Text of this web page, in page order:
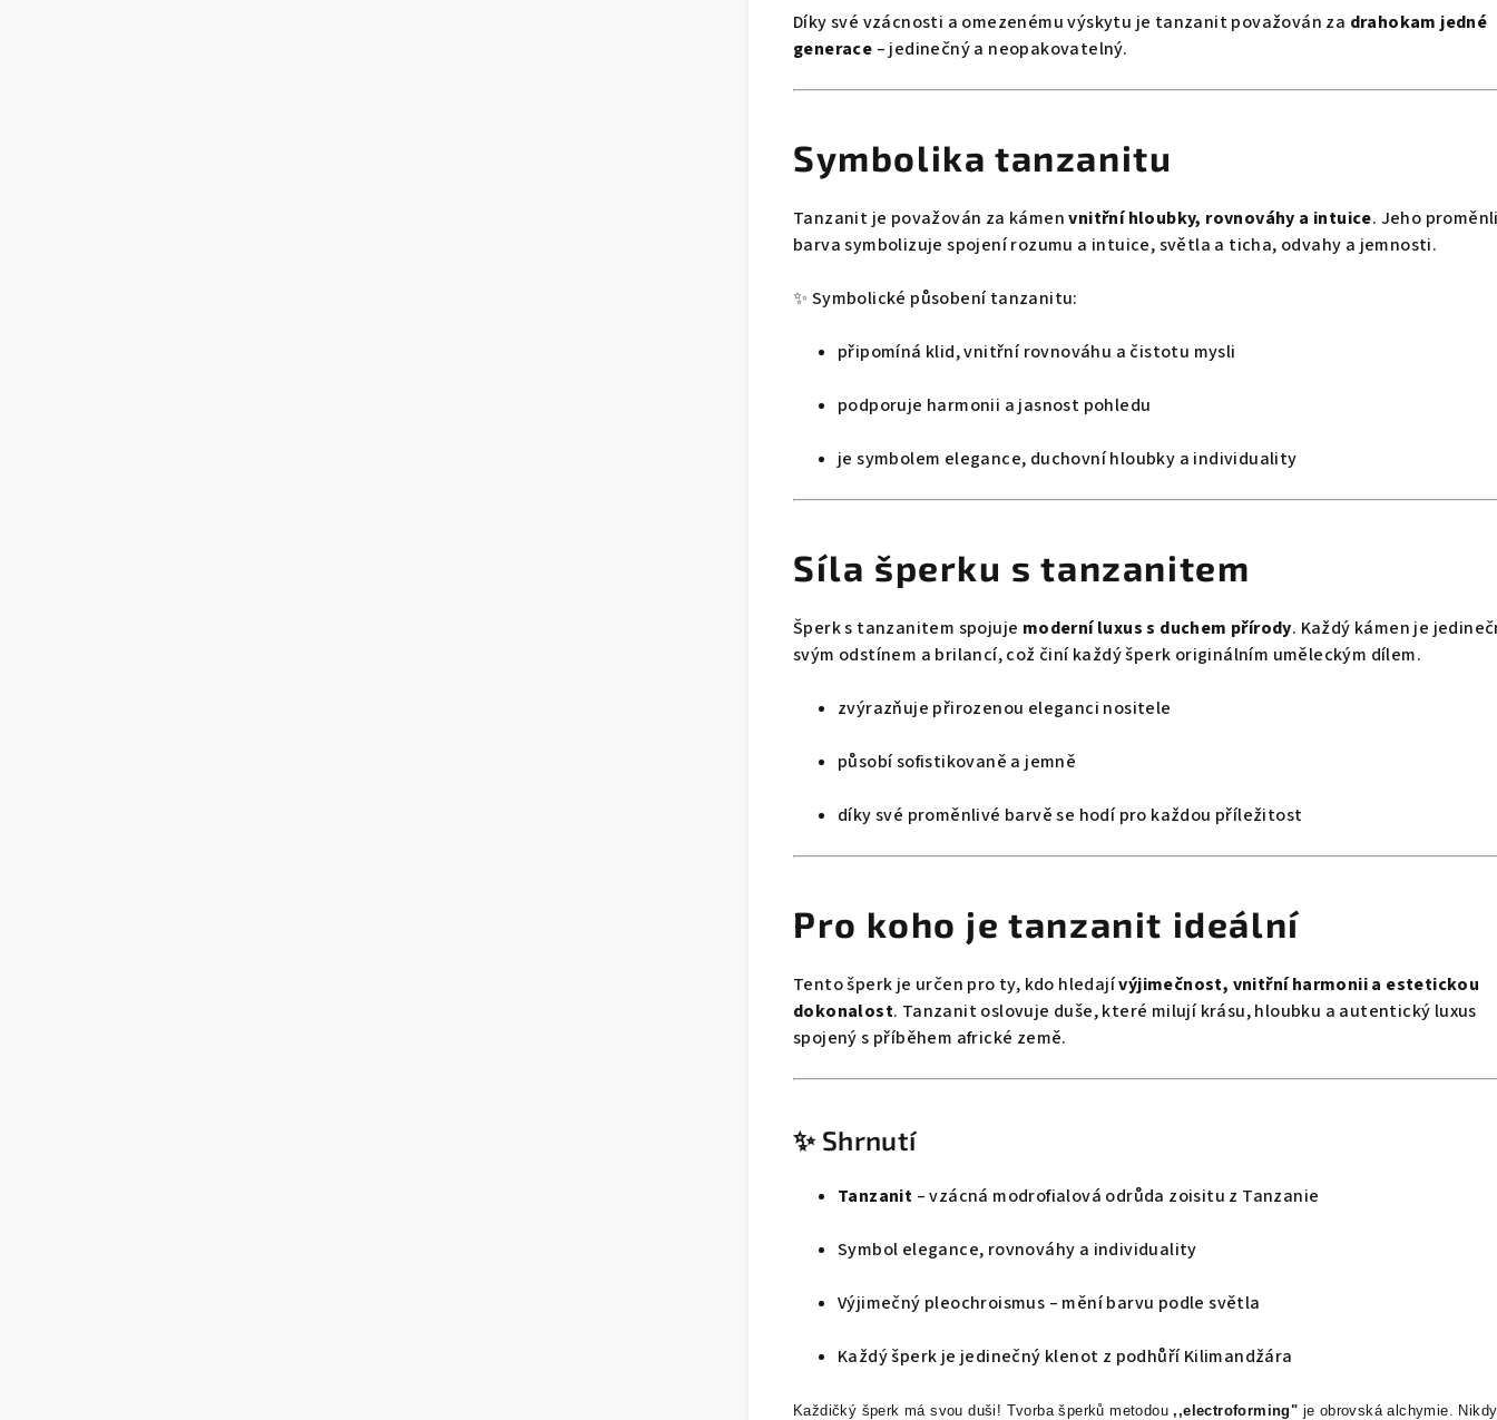
Díky své vzácnosti a omezenému výskytu je tanzanit považován za drahokam jedné
generace – jedinečný a neopakovatelný.
Symbolika tanzanitu
Tanzanit je považován za kámenvnitřní hloubky, rovnováhy a intuice. Jeho
barva symbolizuje spojení rozumu a intuice, světla a ticha, odvahy a jemnosti.
✨ Symbolické působení tanzanitu:
připomíná klid, vnitřní rovnováhu a čistotu mysli
podporuje harmonii a jasnost pohledu
je symbolem elegance, duchovní hloubky a individuality
Síla šperku s tanzanitem
Šperk s tanzanitem spojuje moderní luxus s duchem přírody. Každý kámen je
svým odstínem a brilancí, což činí každý šperk originálním uměleckým dílem.
zvýrazňuje přirozenou eleganci nositele
působí sofistikovaně a jemně
díky své proměnlivé barvě se hodí pro každou příležitost
Pro koho je tanzanit ideální
Tento šperk je určen pro ty, kdo hledajívýjimečnost, vnitřní harmonii a estetickou
dokonalost. Tanzanit oslovuje duše, které milují krásu, hloubku a autentický luxus
spojený s příběhem africké země.
✨ Shrnutí
Tanzanit – vzácná modrofialová odrůda zoisitu z Tanzanie
Symbol elegance, rovnováhy a individuality
Výjimečný pleochroismus – mění barvu podle světla
Každý šperk je jedinečný klenot z podhůří Kilimandžára
Každičký šperk má svou duši! Tvorba šperků metodou ,,electroforming" je obrovská alchymie. Nikdy